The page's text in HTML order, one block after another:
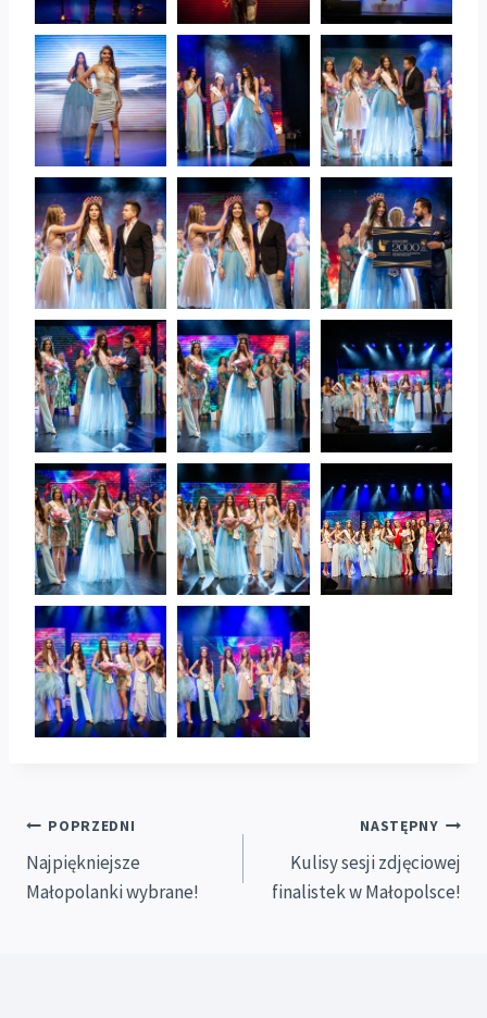
Nawigacja
wpisu
POPRZEDNI
Najpiękniejsze
Małopolanki wybrane!
NASTĘPNY
Kulisy sesji zdjęciowej
finalistek w Małopolsce!